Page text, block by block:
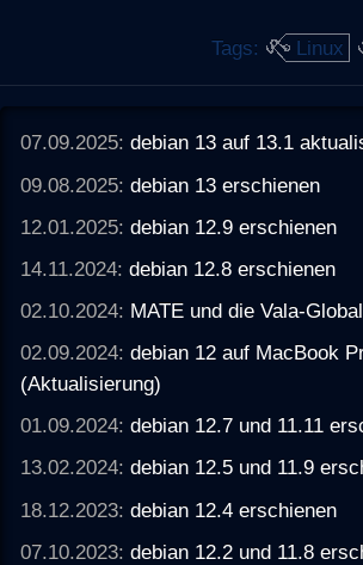
Tags: Linux
07.09.2025:debian 13 auf 13.1
09.08.2025:debian 13 erschienen
12.01.2025:debian 12.9 erschienen
14.11.2024:debian 12.8 erschienen
02.10.2024: MATE und die Vala-
02.09.2024:debian 12 auf MacBook
(Aktualisierung)
01.09.2024:debian 12.7 und 11.11
13.02.2024:debian 12.5 und 11.9
18.12.2023:debian 12.4 erschienen
07.10.2023:debian 12.2 und 11.8